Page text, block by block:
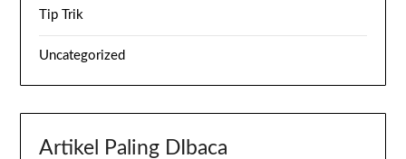
Tip Trik
Uncategorized
Artikel Paling DIbaca